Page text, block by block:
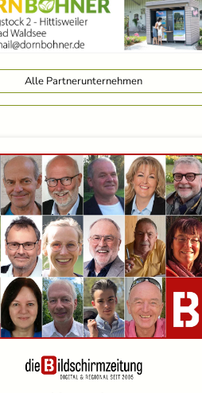
Alle Partnerunternehmen